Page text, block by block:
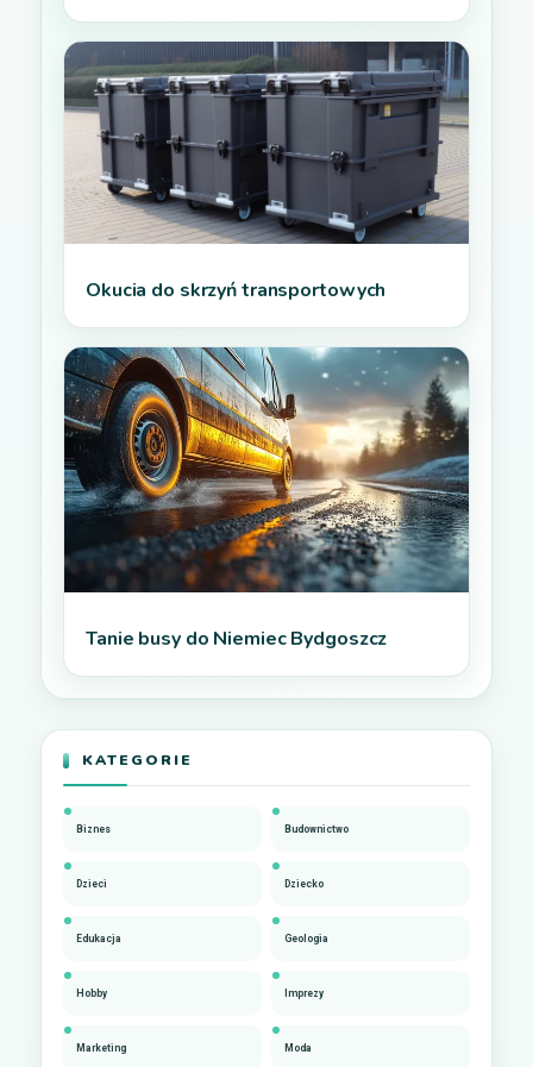
Okucia do skrzyń transportowych
Tanie busy do Niemiec Bydgoszcz
KATEGORIE
Biznes Budownictwo
Dzieci Dziecko
Edukacja Geologia
Hobby Imprezy
Marketing Moda